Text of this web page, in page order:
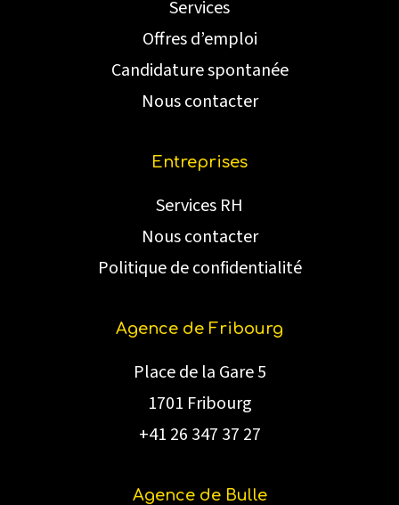
Services
Offres d’emploi
Candidature spontanée
Nous contacter
Entreprises
Services RH
Nous contacter
Politique de confidentialité
Agence de Fribourg
Place de la Gare 5
1701 Fribourg
+41 26 347 37 27
Agence de Bulle